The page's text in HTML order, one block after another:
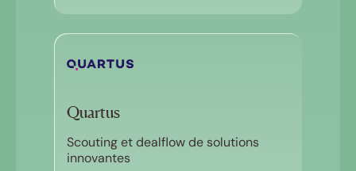
Quartus
Scouting et dealflow de solutions
innovantes